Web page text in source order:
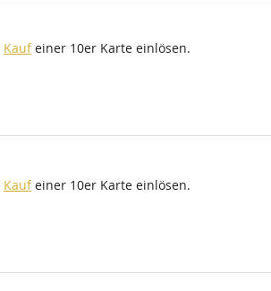
Kaufeiner 10er Karte einlösen.
Kaufeiner 10er Karte einlösen.